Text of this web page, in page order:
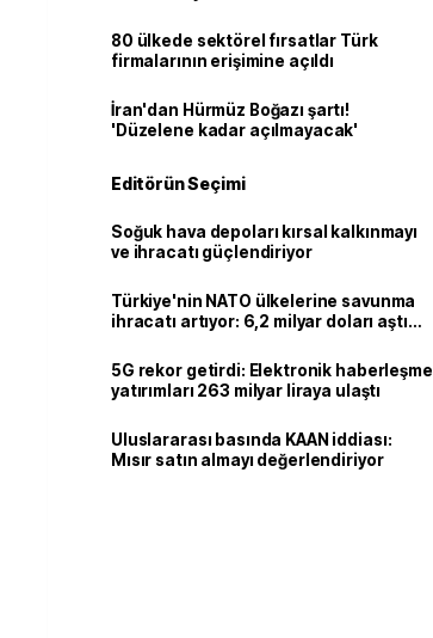
80 ülkede sektörel fırsatlar Türk
firmalarının erişimine açıldı
İran'dan Hürmüz Boğazı şartı!
'Düzelene kadar açılmayacak'
Editörün Seçimi
Soğuk hava depoları kırsal kalkınmayı
ve ihracatı güçlendiriyor
Türkiye'nin NATO ülkelerine savunma
ihracatı artıyor: 6,2 milyar doları aştı
5G rekor getirdi: Elektronik haberleşme
yatırımları 263 milyar liraya ulaştı
Uluslararası basında KAAN iddiası:
Mısır satın almayı değerlendiriyor